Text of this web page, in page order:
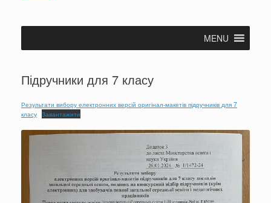
MENU
Підручники для 7 класу
Результати вибору електронних версій оригінал-макетів підручників для 7
класу Завантажити